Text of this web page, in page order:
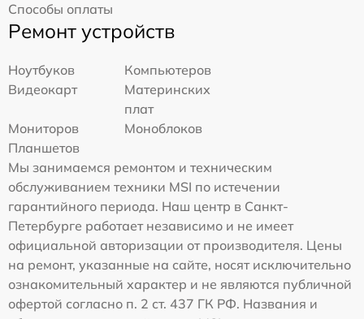
Способы оплаты
Ремонт устройств
Ноутбуков
Компьютеров
Видеокарт
Материнских
плат
Мониторов
Моноблоков
Планшетов
Мы занимаемся ремонтом и техническим
обслуживанием техники MSI по истечении
гарантийного периода. Наш центр в Санкт-
Петербурге работает независимо и не имеет
официальной авторизации от производителя. Цены
на ремонт, указанные на сайте, носят исключительно
ознакомительный характер и не являются публичной
офертой согласно п. 2 ст. 437 ГК РФ. Названия и